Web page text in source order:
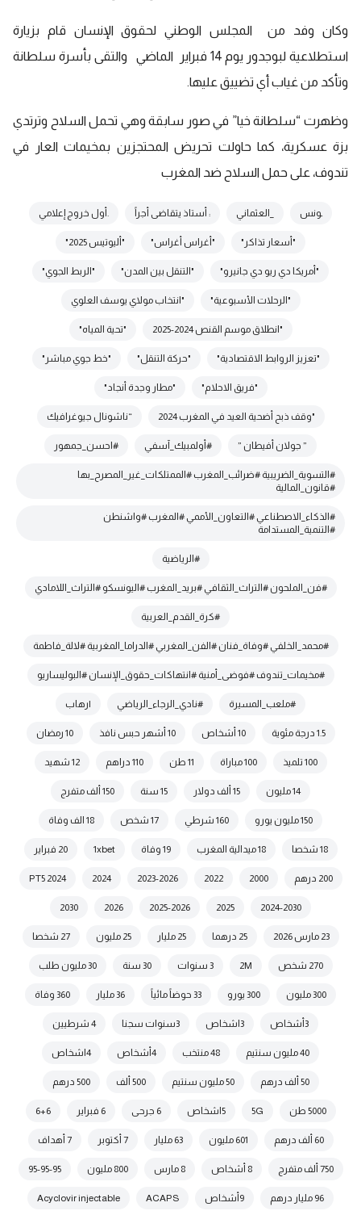
وكان وفد من المجلس الوطني لحقوق الإنسان قام بزيارة
استطلاعية لبوجدور يوم 14 فبراير الماضي والتقى بأسرة سلطانة
وتأكد من غياب أي تضييق عليها.
وظهرت “سلطانة خيا” في صور سابقة وهي تحمل السلاح وترتدي
بزة عسكرية، كما حاولت تحريض المحتجزين بمخيمات العار في
تندوف، على حمل السلاح ضد المغرب
ـونس _العثماني : أستاذ يتقاضى أجراً .أول خروج إعلامي
"أسعار تذاكر" "أغراس أغراس" "أليوتيس 2025"
"أمريكا دي ريو دي جانيرو" "التنقل بين المدن" "الربط الجوي"
"الرحلات الأسبوعية" "انتخاب مولاي يوسف العلوي
"انطلاق موسم القنص 2024-2025 "تحية المياه"
"تعزيز الروابط الاقتصادية" "حركة التنقل" "خط جوي مباشر"
"فريق الاحلام" "مطار وجدة أنجاد"
"وقف ذبح أضحية العيد في المغرب 2024 “ناشونال جيوغرافيك
” جولان أفيطان ” #أولمبيك_آسفي #احسن_جمهور
#التسوية_الضريبية #ضرائب_المغرب #الممتلكات_غير_المصرح_بها
#قانون_المالية
#الذكاء_الاصطناعي #التعاون_الأممي #المغرب #واشنطن
#التنمية_المستدامة
#الرياضية
#فن_الملحون #التراث_الثقافي #بريد_المغرب #اليونسكو #التراث_اللامادي
#كرة_القدم_العربية
#محمد_الخلفي #وفاة_فنان #الفن_المغربي #الدراما_المغربية #لالة_فاطمة
#مخيمات_تندوف #فوضى_أمنية #انتهاكات_حقوق_الإنسان #البوليساريو
#ملعب_المسيرة #نادي_الرجاء_الرياضي |رهاب
1.5 درجة مئوية 10 أشخاص 10 أشهر حبس نافذ 10 رمضان
100 تلميذ 100 مباراة 11 طن 110 دراهم 12 شهيد
14 مليون 15 ألف دولار 15 سنة 150 ألف متفرج
150 مليون يورو 160 شرطي 17 شخص 18 الف وفاة
18 شخصا 18 ميدالية المغرب 19 وفاة 1xbet 20 فبراير
200 درهم 2000
2022
2023-2026
2024
2024 PT5
2024-2030
2025
2025-2026
2026
2030
23 مارس 2026 25 درهما 25 مليار 25 مليون 27 شخصا
270 شخص 2M 3 سنوات 30 سنة 30 مليون طلب
300 مليون 300 يورو 33 حوضاً مائياً 36 مليار 360 وفاة
3أشخاص 3اشخاص 3سنوات سجنا 4 شرطيين
40 مليون سنتيم 48 منتخب 4أشخاص 4اشخاص
50 ألف درهم 50 مليون سنتيم 500 ألف 500 درهم
5000 طن 5G 5اشخاص 6 جرحى 6 فبراير 6+6
60 ألف درهم 601 مليون 63 مليار 7 أكتوبر 7 أهداف
750 ألف متفرج 8 أشخاص 8 مارس 800 مليون 95-95-95
96 مليار درهم 9أشخاص ACAPS
Acyclovir injectable